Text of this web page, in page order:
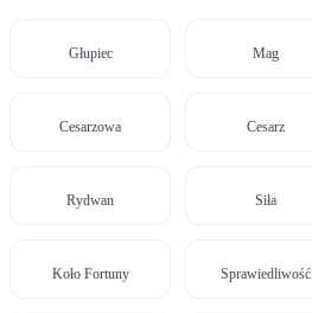
Głupiec Mag
Cesarzowa Cesarz
Rydwan Siła
Koło Fortuny Sprawiedliwość